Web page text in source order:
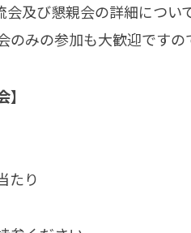
及び懇親会の詳細につい
のみの参加も大歓迎です
たり